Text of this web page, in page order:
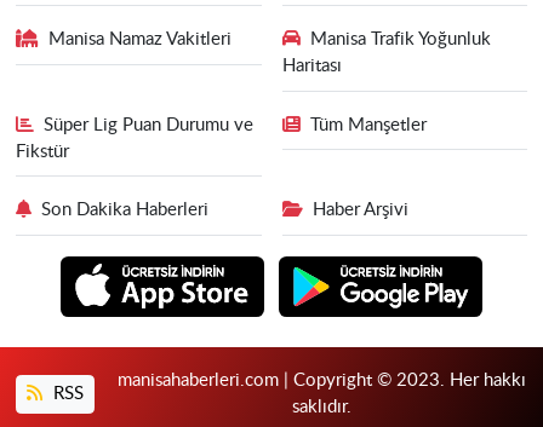
Manisa Namaz Vakitleri
Manisa Trafik Yoğunluk
Haritası
Süper Lig Puan Durumu ve
Fikstür
Tüm Manşetler
Son Dakika Haberleri Haber Arşivi
RSS
manisahaberleri.com | Copyright © 2023. Her hakkı
saklıdır.